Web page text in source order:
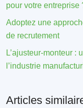
pour votre entreprise
Adoptez une
de recrutement
L’ajusteur-monteur
l’industrie
Articles